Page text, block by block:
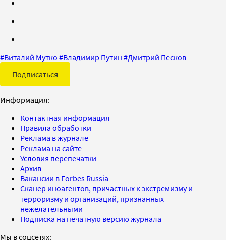
#Виталий Мутко #Владимир Путин #Дмитрий Песков
Подписаться
Информация:
Контактная информация
Правила обработки
Реклама в журнале
Реклама на сайте
Условия перепечатки
Архив
Вакансии в Forbes Russia
Сканер иноагентов, причастных к экстремизму и
терроризму и организаций, признанных
нежелательными
Подписка на печатную версию журнала
Мы в соцсетях: